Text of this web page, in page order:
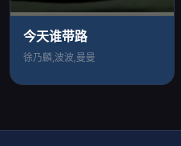
今天谁带路
徐乃麟,波波,曼曼